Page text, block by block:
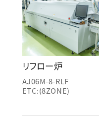
リフロー炉
AJ06M-8-RLF
ETC:(8ZONE)